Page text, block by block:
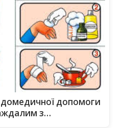
допомоги
з…